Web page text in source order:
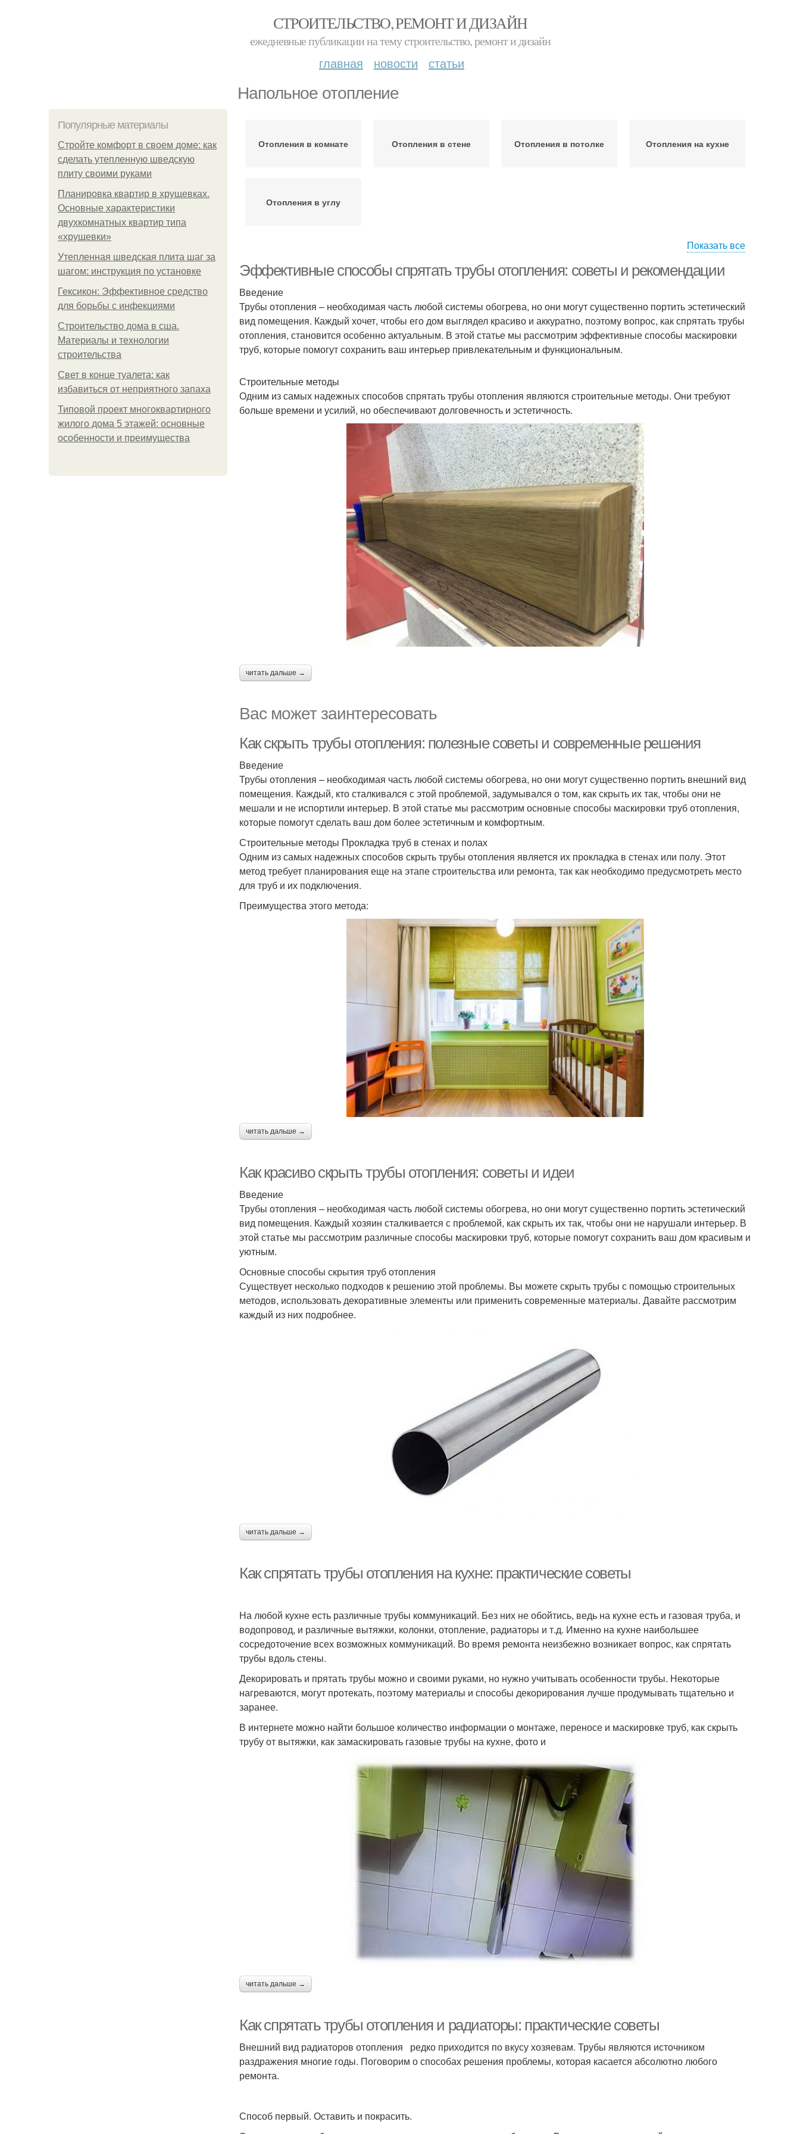
СТРОИТЕЛЬСТВО, РЕМОНТ И ДИЗАЙН
ежедневные публикации на тему строительство, ремонт и дизайн
главная новости статьи
Напольное отопление
Популярные материалы
Стройте комфорт в своем доме: как
сделать утепленную шведскую
плиту своими руками
Планировка квартир в хрущевках.
Основные характеристики
двухкомнатных квартир типа
«хрущевки»
Утепленная шведская плита шаг за
шагом: инструкция по установке
Гексикон: Эффективное средство
для борьбы с инфекциями
Строительство дома в сша.
Материалы и технологии
строительства
Свет в конце туалета: как
избавиться от неприятного запаха
Типовой проект многоквартирного
жилого дома 5 этажей: основные
особенности и преимущества
Отопления в комнате Отопления в стене Отопления в потолке Отопления на кухне
Отопления в углу
Показать все
Эффективные способы спрятать трубы отопления: советы и рекомендации
Введение
Трубы отопления – необходимая часть любой системы обогрева, но они могут существенно портить эстетический
вид помещения. Каждый хочет, чтобы его дом выглядел красиво и аккуратно, поэтому вопрос, как спрятать трубы
отопления, становится особенно актуальным. В этой статье мы рассмотрим эффективные способы маскировки
труб, которые помогут сохранить ваш интерьер привлекательным и функциональным.
Строительные методы
Одним из самых надежных способов спрятать трубы отопления являются строительные методы. Они требуют
больше времени и усилий, но обеспечивают долговечность и эстетичность.
читать дальше →
Вас может заинтересовать
Как скрыть трубы отопления: полезные советы и современные решения
Введение
Трубы отопления – необходимая часть любой системы обогрева, но они могут существенно портить внешний вид
помещения. Каждый, кто сталкивался с этой проблемой, задумывался о том, как скрыть их так, чтобы они не
мешали и не испортили интерьер. В этой статье мы рассмотрим основные способы маскировки труб отопления,
которые помогут сделать ваш дом более эстетичным и комфортным.
Строительные методы Прокладка труб в стенах и полах
Одним из самых надежных способов скрыть трубы отопления является их прокладка в стенах или полу. Этот
метод требует планирования еще на этапе строительства или ремонта, так как необходимо предусмотреть место
для труб и их подключения.
Преимущества этого метода:
читать дальше →
Как красиво скрыть трубы отопления: советы и идеи
Введение
Трубы отопления – необходимая часть любой системы обогрева, но они могут существенно портить эстетический
вид помещения. Каждый хозяин сталкивается с проблемой, как скрыть их так, чтобы они не нарушали интерьер. В
этой статье мы рассмотрим различные способы маскировки труб, которые помогут сохранить ваш дом красивым и
уютным.
Основные способы скрытия труб отопления
Существует несколько подходов к решению этой проблемы. Вы можете скрыть трубы с помощью строительных
методов, использовать декоративные элементы или применить современные материалы. Давайте рассмотрим
каждый из них подробнее.
читать дальше →
Как спрятать трубы отопления на кухне: практические советы
На любой кухне есть различные трубы коммуникаций. Без них не обойтись, ведь на кухне есть и газовая труба, и
водопровод, и различные вытяжки, колонки, отопление, радиаторы и т.д. Именно на кухне наибольшее
сосредоточение всех возможных коммуникаций. Во время ремонта неизбежно возникает вопрос, как спрятать
трубы вдоль стены.
Декорировать и прятать трубы можно и своими руками, но нужно учитывать особенности трубы. Некоторые
нагреваются, могут протекать, поэтому материалы и способы декорирования лучше продумывать тщательно и
заранее.
В интернете можно найти большое количество информации о монтаже, переносе и маскировке труб, как скрыть
трубу от вытяжки, как замаскировать газовые трубы на кухне, фото и
читать дальше →
Как спрятать трубы отопления и радиаторы: практические советы
Внешний вид радиаторов отопления редко приходится по вкусу хозяевам. Трубы являются источником
раздражения многие годы. Поговорим о способах решения проблемы, которая касается абсолютно любого
ремонта.
Способ первый. Оставить и покрасить.